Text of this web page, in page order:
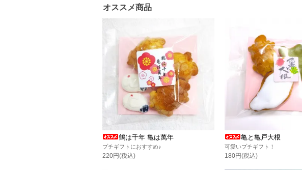
オススメ商品
鶴は千年 亀は萬年
プチギフトにおすすめ♪
220円(税込)
亀と亀戸大根
可愛いプチギフト！
180円(税込)